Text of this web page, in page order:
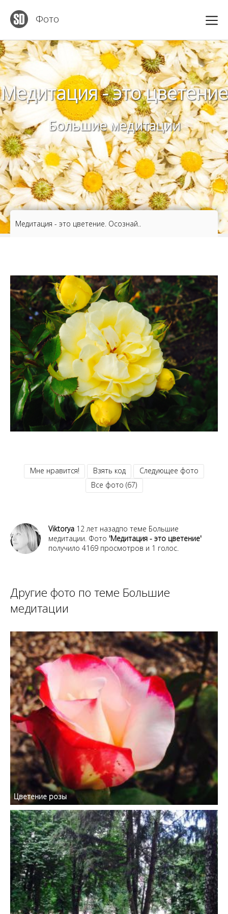
Фото
Медитация - это цветение
Большие медитации
Медитация - это цветение. Осознай..
Мне нравится! Взять код
Следующее фото
Все фото (67)
Viktorya 12 лет назадпо теме Большие
медитации. Фото 'Медитация - это цветение'
получило 4169 просмотров и 1 голос.
Другие фото по теме Большие
медитации
Цветение розы